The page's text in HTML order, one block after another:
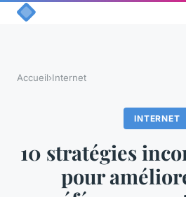
Accueil›Internet
INTERNET
10 stratégies
pour